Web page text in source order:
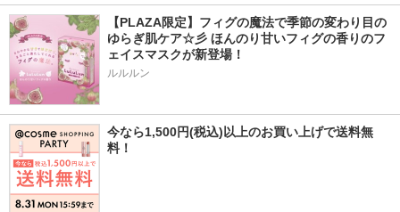
【PLAZA限定】フィグの魔法で季節の変わり目の
ゆらぎ肌ケア☆彡 ほんのり甘いフィグの香りのフ
ェイスマスクが新登場！
ルルルン
今なら1,500円(税込)以上のお買い上げで送料無
料！